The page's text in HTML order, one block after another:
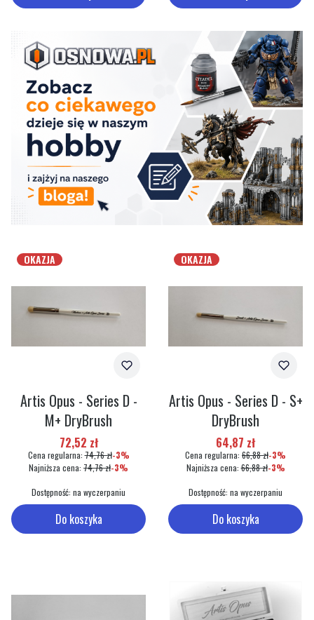
OKAZJA
Do koszyka
Artis Opus - Series D -
M+ DryBrush
Cena promocyjna
72,52 zł
Cena regularna: 74,76 zł-3%
Najniższa cena: 74,76 zł-3%
Dostępność: na wyczerpaniu
OKAZJA
Do koszyka
Artis Opus - Series D - S+
DryBrush
Cena promocyjna
64,87 zł
Cena regularna: 66,88 zł-3%
Najniższa cena: 66,88 zł-3%
Dostępność: na wyczerpaniu